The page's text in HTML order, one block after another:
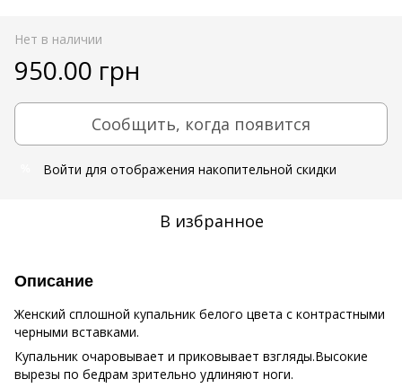
Нет в наличии
950.00 грн
Сообщить, когда появится
Войти для отображения накопительной скидки
В избранное
Описание
Женский сплошной купальник белого цвета с контрастными
черными вставками.
Купальник очаровывает и приковывает взгляды.Высокие
вырезы по бедрам зрительно удлиняют ноги.